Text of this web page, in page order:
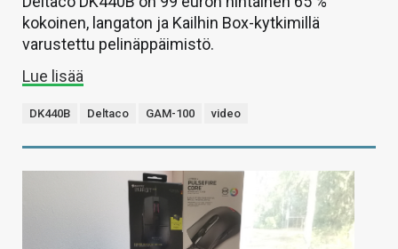
kokoinen, langaton ja Kailhin Box-kytkimillä
varustettu pelinäppäimistö.
Lue lisää
DK440B Deltaco GAM-100 video